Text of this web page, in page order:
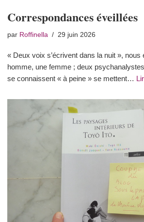
Correspondances éveillées
par Roffinella 29 juin 2026
« Deux voix s’écrivent dans la nuit », nous
homme, une femme ; deux
se connaissent « à peine » se mettent…